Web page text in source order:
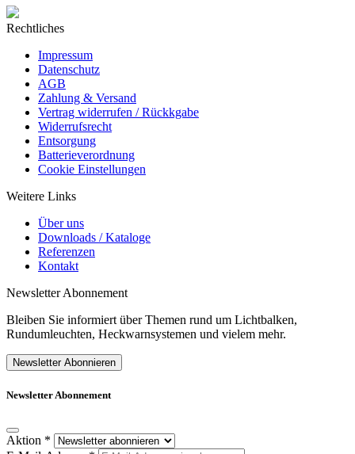
Rechtliches
Impressum
Datenschutz
AGB
Zahlung & Versand
Vertrag widerrufen / Rückkgabe
Widerrufsrecht
Entsorgung
Batterieverordnung
Cookie Einstellungen
Weitere Links
Über uns
Downloads / Kataloge
Referenzen
Kontakt
Newsletter Abonnement
Bleiben Sie informiert über Themen rund um Lichtbalken,
Rundumleuchten, Heckwarnsystemen und vielem mehr.
Newsletter Abonnieren
Newsletter Abonnement
Aktion *